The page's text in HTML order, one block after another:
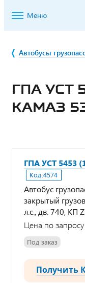
Меню
Автобусы
ГПА УСТ
КАМАЗ
ГПА УСТ 5453
Код:4574
Автобус
закрытый
л.с., дв. 740, КП
Цена по запросу
Под заказ
Получить